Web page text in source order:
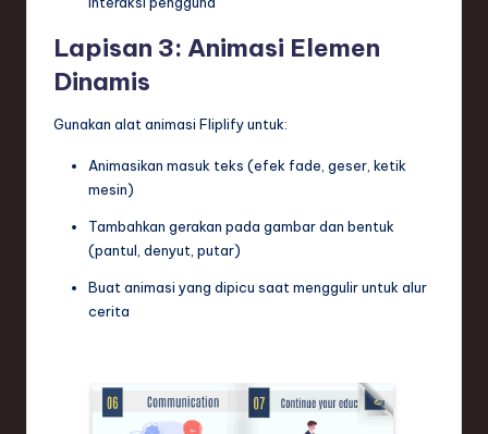
Lapisan 3: Animasi Elemen
Dinamis
Gunakan alat animasi Fliplify untuk:
Animasikan masuk teks (efek fade, geser, ketik
mesin)
Tambahkan gerakan pada gambar dan bentuk
(pantul, denyut, putar)
Buat animasi yang dipicu saat menggulir untuk alur
cerita